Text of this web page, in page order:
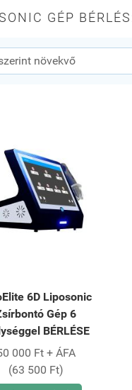
GÉP
6D Liposonic
Gép 6
BÉRLÉSE
000 Ft + ÁFA
(63 500 Ft)